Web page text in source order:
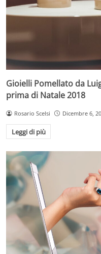
Gioielli Pomellato da
prima di Natale 2018
Rosario Scelsi Dicembre 6,
Leggi di più